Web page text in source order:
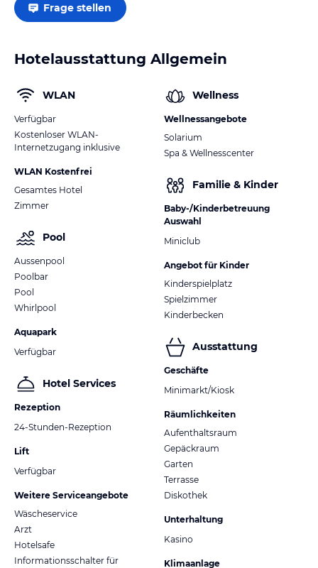
Frage stellen
Hotelausstattung Allgemein
WLAN
Verfügbar
Kostenloser WLAN-
Internetzugang inklusive
WLAN Kostenfrei
Gesamtes Hotel
Zimmer
Pool
Aussenpool
Poolbar
Pool
Whirlpool
Aquapark
Verfügbar
Hotel Services
Rezeption
24-Stunden-Rezeption
Lift
Verfügbar
Weitere Serviceangebote
Wäscheservice
Arzt
Hotelsafe
Informationsschalter für
Wellness
Wellnessangebote
Solarium
Spa & Wellnesscenter
Familie & Kinder
Baby-/Kinderbetreuung
Auswahl
Miniclub
Angebot für Kinder
Kinderspielplatz
Spielzimmer
Kinderbecken
Ausstattung
Geschäfte
Minimarkt/Kiosk
Räumlichkeiten
Aufenthaltsraum
Gepäckraum
Garten
Terrasse
Diskothek
Unterhaltung
Kasino
Klimaanlage